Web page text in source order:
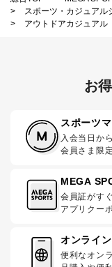
>
スポーツ・カジュアル
>
アウトドアカジュアル
お
スポーツ
入会当日か
会員さま限
MEGA
会員証がす
アプリクー
オンライ
便利なオン